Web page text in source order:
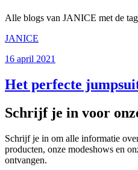
Alle blogs van JANICE met de tag
JANICE
16 april 2021
Het perfecte
Schrijf je in voor
Schrijf je in om alle informatie
producten, onze modeshows en
ontvangen.